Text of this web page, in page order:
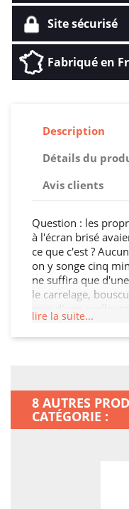
Site sécurisé
Fabriqué en
Description
Détails du
Avis clients
Question : les
à l'écran brisé
ce que c'est ?
on y songe cinq
ne suffira que
le carrelage,
Un accident bête
Malheureusement,
coque qui se tord
arrière. Vouloir
adaptée, ce n'est
pour votre
simple et
lire la suite...
8 AUTRES
CATÉGORIE :